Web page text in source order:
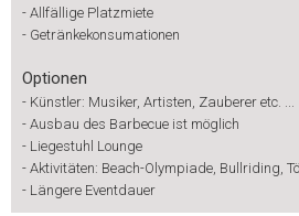
- Allfällige Platzmiete
- Getränkekonsumationen
Optionen
- Künstler: Musiker, Artisten, Zauberer etc. ...
- Ausbau des Barbecue ist möglich
- Liegestuhl Lounge
- Aktivitäten: Beach-Olympiade, Bullriding,
- Längere Eventdauer